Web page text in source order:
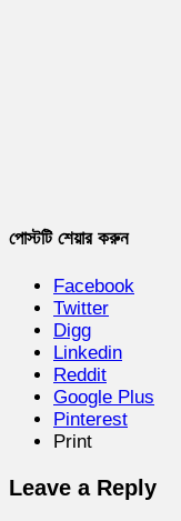
পোস্টটি শেয়ার করুন
Facebook
Twitter
Digg
Linkedin
Reddit
Google Plus
Pinterest
Print
Leave a Reply